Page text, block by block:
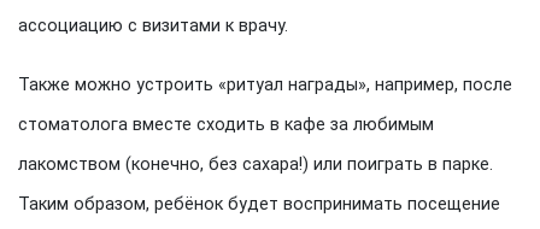
ассоциацию с визитами к врачу.
Также можно устроить «ритуал награды», например, после
стоматолога вместе сходить в кафе за любимым
лакомством (конечно, без сахара!) или поиграть в парке.
Таким образом, ребёнок будет воспринимать посещение